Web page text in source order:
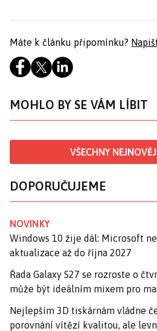
Máte k článku připomínku?
MOHLO BY SE VÁM LÍBIT
VŠECHNY
DOPORUČUJEME
NOVINKY
Windows 10 žije dál: Microsoft
aktualizace až do října 2027
Řada Galaxy S27 se rozroste o
může být ideálním mixem pro
Nejlepším 3D tiskárnám vládne
porovnání vítězí kvalitou, ale